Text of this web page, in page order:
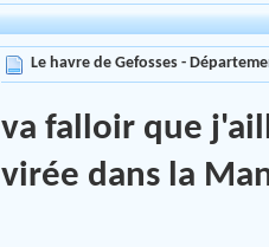
Le havre de Gefosses -
va falloir que
virée dans la